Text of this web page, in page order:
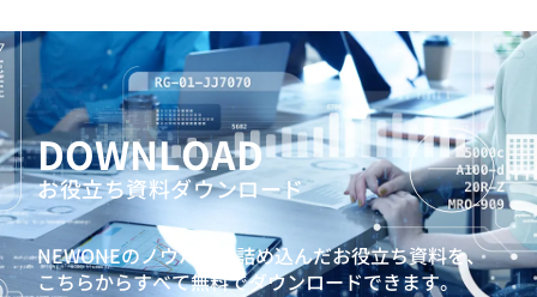
DOWNLOAD
お役立ち資料ダウンロード
NEWONEのノウハウを詰め込んだお役立ち資料を、
こちらからすべて無料でダウンロードできます。